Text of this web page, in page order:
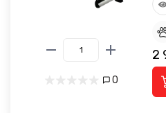
0
2